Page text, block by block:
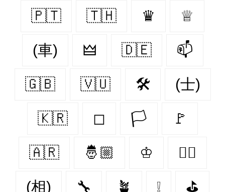
🇵🇹 🇹🇭 ♛ ♕
(車) 🜲 🇩🇪 📫
🇬🇧 🇻🇺 🛠 (士)
🇰🇷 ◻ 🏳 🚩
🇦🇷 🤴🏼 ♔ 🏴‍☠️
(相) 🔧 🪴 ❕ ⛳